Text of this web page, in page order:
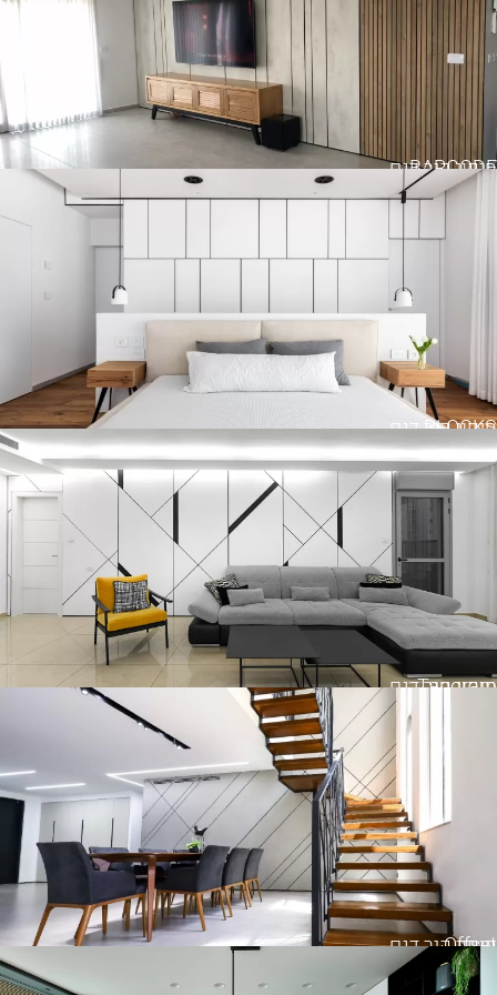
חיפוי קיר דגם
BARCODE
חיפוי קיר דגם
BLOCKS
חיפוי קיר דגם
Tangram
חיפוי קיר דגם
Offset